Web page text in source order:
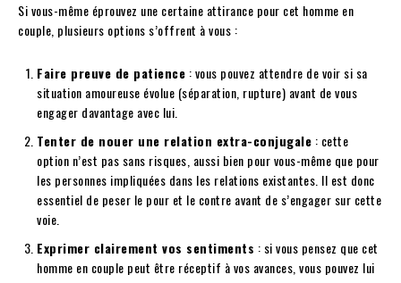
Si vous-même éprouvez une certaine attirance pour cet homme en
couple, plusieurs options s’offrent à vous :
Faire preuve de patience : vous pouvez attendre de voir si sa
situation amoureuse évolue (séparation, rupture) avant de vous
engager davantage avec lui.
Tenter de nouer une relation extra-conjugale : cette
option n’est pas sans risques, aussi bien pour vous-même que pour
les personnes impliquées dans les relations existantes. Il est donc
essentiel de peser le pour et le contre avant de s’engager sur cette
voie.
Exprimer clairement vos sentiments : si vous pensez que cet
homme en couple peut être réceptif à vos avances, vous pouvez lui